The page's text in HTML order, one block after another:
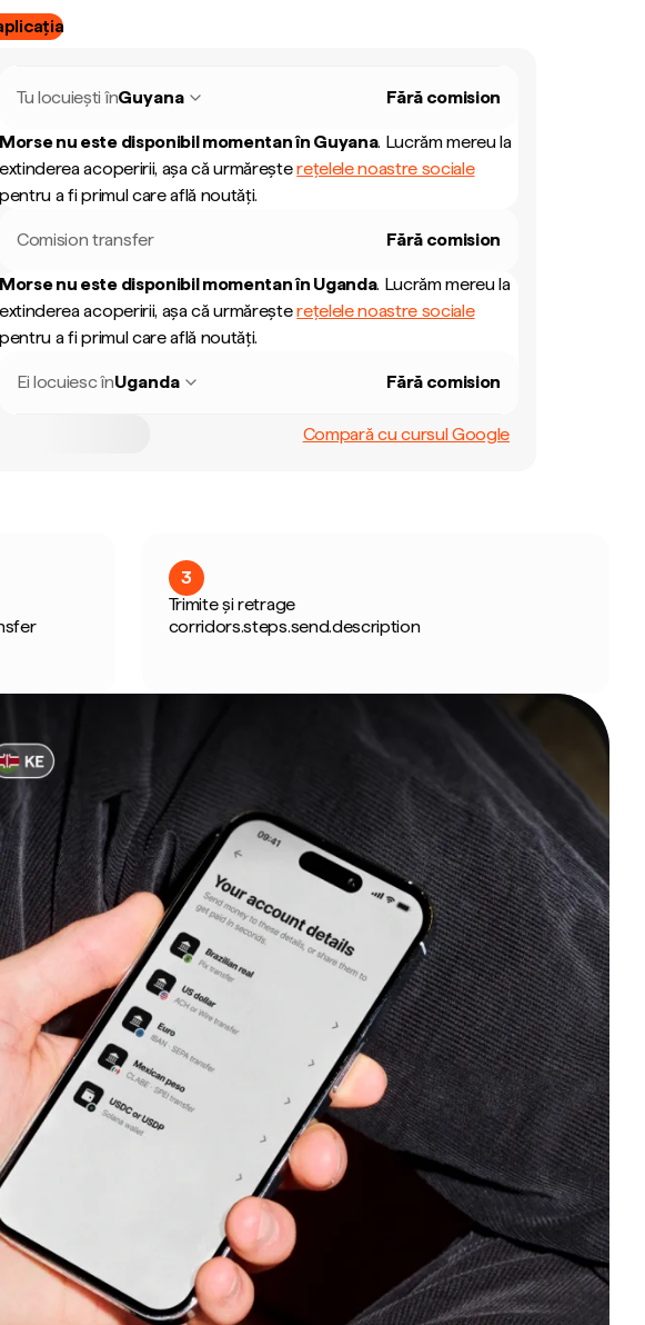
Tu locuiești înGuyana Fără comision
Morse nu este disponibil momentan în Guyana. Lucrăm mereu la
extinderea acoperirii, așa că urmăreșterețelele noastre sociale
pentru a fi primul care află noutăți.
Comision transfer Fără comision
Morse nu este disponibil momentan în Uganda. Lucrăm mereu la
extinderea acoperirii, așa că urmăreșterețelele noastre sociale
pentru a fi primul care află noutăți.
Ei locuiesc înUganda Fără comision
Compară cu cursul Google
3
Trimite și retrage
corridors.steps.send.description